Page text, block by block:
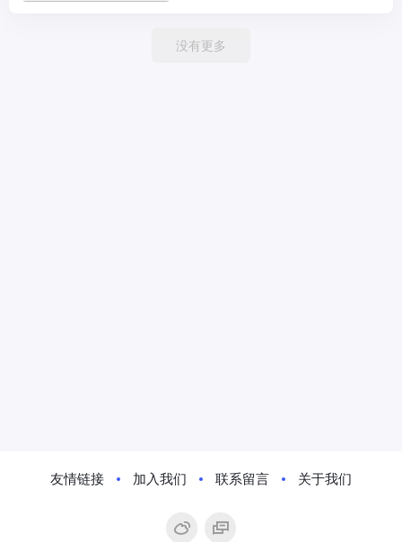
没有更多
友情链接 加入我们 联系留言 关于我们